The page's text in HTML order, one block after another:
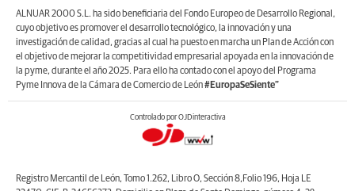
ALNUAR 2000 S.L. ha sido beneficiaria del Fondo Europeo de Desarrollo Regional,
cuyo objetivo es promover el desarrollo tecnológico, la innovación y una
investigación de calidad, gracias al cual ha puesto en marcha un Plan de Acción con
el objetivo de mejorar la competitividad empresarial apoyada en la innovación de
la pyme, durante el año 2025. Para ello ha contado con el apoyo del Programa
Pyme Innova de la Cámara de Comercio de León#EuropaSeSiente”
Controlado por OJDinteractiva
Registro Mercantil de León, Tomo 1.262, Libro O, Sección 8,Folio 196, Hoja LE